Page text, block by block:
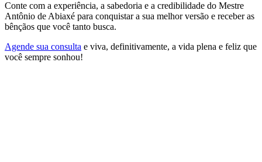
Conte com a experiência, a sabedoria e a credibilidade do Mestre
Antônio de Abiaxé para conquistar a sua melhor versão e receber as
bênçãos que você tanto busca.
Agende sua consulta e viva, definitivamente, a vida plena e feliz que
você sempre sonhou!